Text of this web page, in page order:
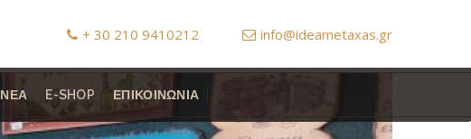
+ 30 210 9410212 info@ideametaxas.gr
ΝΕΑ E-SHOP ΕΠΙΚΟΙΝΩΝΙΑ